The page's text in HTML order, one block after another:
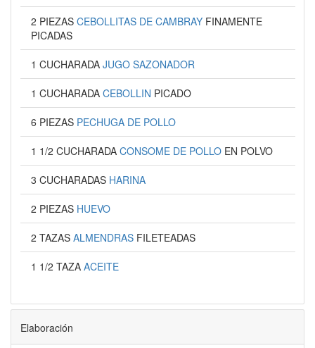
2 PIEZAS CEBOLLITAS DE CAMBRAY FINAMENTE
PICADAS
1 CUCHARADA JUGO SAZONADOR
1 CUCHARADA CEBOLLIN PICADO
6 PIEZAS PECHUGA DE POLLO
1 1/2 CUCHARADA CONSOME DE POLLO EN POLVO
3 CUCHARADAS HARINA
2 PIEZAS HUEVO
2 TAZAS ALMENDRAS FILETEADAS
1 1/2 TAZA ACEITE
Elaboración